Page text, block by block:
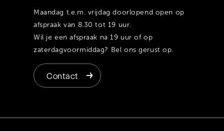
Maandag t.e.m. vrijdag doorlopend open op
afspraak van 8.30 tot 19 uur.
Wil je een afspraak na 19 uur of op
zaterdagvoormiddag? Bel ons gerust op.
Contact